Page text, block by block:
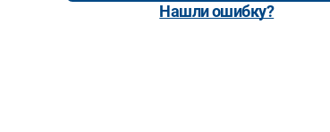
Нашли ошибку?